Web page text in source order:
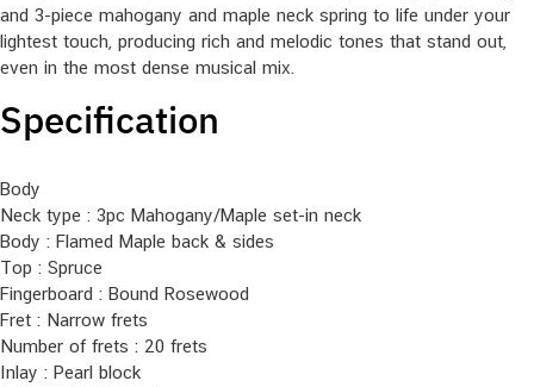
and 3-piece mahogany and maple neck spring to life under your
lightest touch, producing rich and melodic tones that stand out,
even in the most dense musical mix.
Specification
Body
Neck type : 3pc Mahogany/Maple set-in neck
Body : Flamed Maple back & sides
Top : Spruce
Fingerboard : Bound Rosewood
Fret : Narrow frets
Number of frets : 20 frets
Inlay : Pearl block